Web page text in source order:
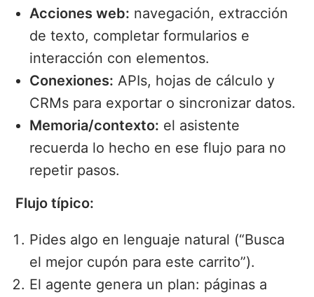
Acciones web: navegación, extracción
de texto, completar formularios e
interacción con elementos.
Conexiones: APIs, hojas de cálculo y
CRMs para exportar o sincronizar datos.
Memoria/contexto: el asistente
recuerda lo hecho en ese flujo para no
repetir pasos.
Flujo típico:
Pides algo en lenguaje natural (“Busca
el mejor cupón para este carrito”).
El agente genera un plan: páginas a